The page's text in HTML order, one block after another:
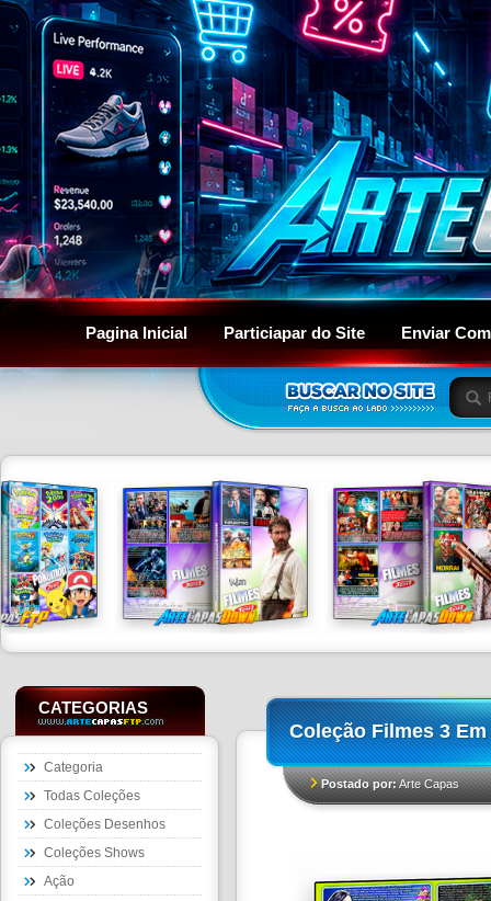
Pagina Inicial Particiapar do Site Enviar
CATEGORIAS
Categoria
Todas Coleções
Coleções Desenhos
Coleções Shows
Ação
Coleção Filmes 3 Em
Postado por:Arte Capas